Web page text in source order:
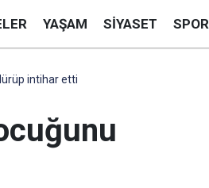
YAŞAM SIYASET SPOR
intihar etti